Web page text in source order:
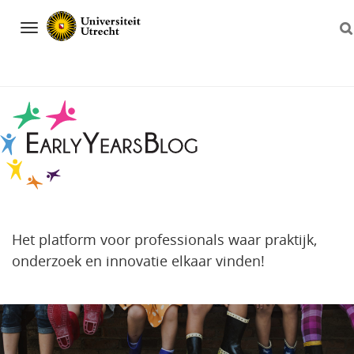
Navigation
Het platform voor professionals waar praktijk,
onderzoek en innovatie elkaar vinden!
Direct
naar